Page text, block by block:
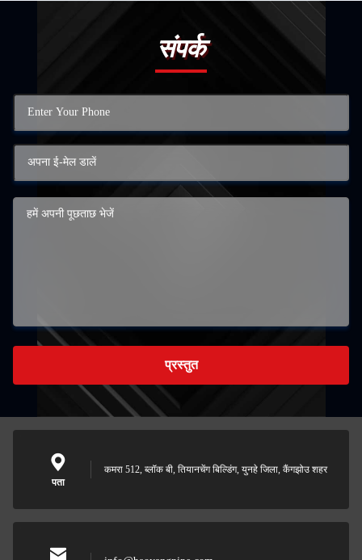
संपर्क
प्रस्तुत
पता
कमरा 512, ब्लॉक बी, तियानचेंग बिल्डिंग, युनहे जिला, कैंगझोउ शहर